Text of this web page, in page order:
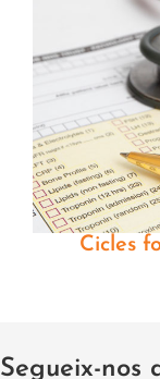
Cicles
Segueix-nos